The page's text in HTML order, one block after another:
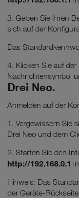
3. Geben Sie Ihren
sich auf der
Das
4. Klicken Sie auf
Nachrichtensymbol
Drei Neo.
Anmelden auf der
1. Vergewissern Sie
Drei Neo und dem
2. Starten Sie den
http://192.168.0.1
Hinweis: Das
der Geräte-